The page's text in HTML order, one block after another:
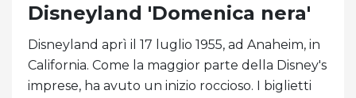
Disneyland 'Domenica nera'
Disneyland aprì il 17 luglio 1955, ad Anaheim, in
California. Come la maggior parte della Disney's
imprese, ha avuto un inizio roccioso. I biglietti